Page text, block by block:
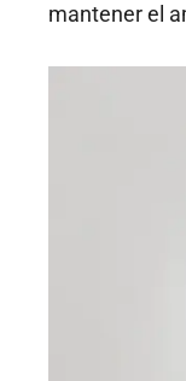
mantener el